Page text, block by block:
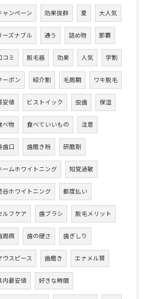
ャンペーン 効果抜群 夏 大人気
ーズナブル 通う 詰め物 那覇
コミ 脱毛器 効果 人気 学割
ーポン 紹介割 毛周期 ワキ脱毛
安値 ビストイック 虫歯 保湿
べ物 食べていいもの 注意
歯口 歯磨き粉 研磨剤
ームホワイトニング 知覚過敏
谷ホワイトニング 都度払い
ルフケア 歯ブラシ 脱毛メリット
周病 歯の硬さ 歯ぎしり
ウスピース 歯磨き エナメル質
内最安値 好きな時間